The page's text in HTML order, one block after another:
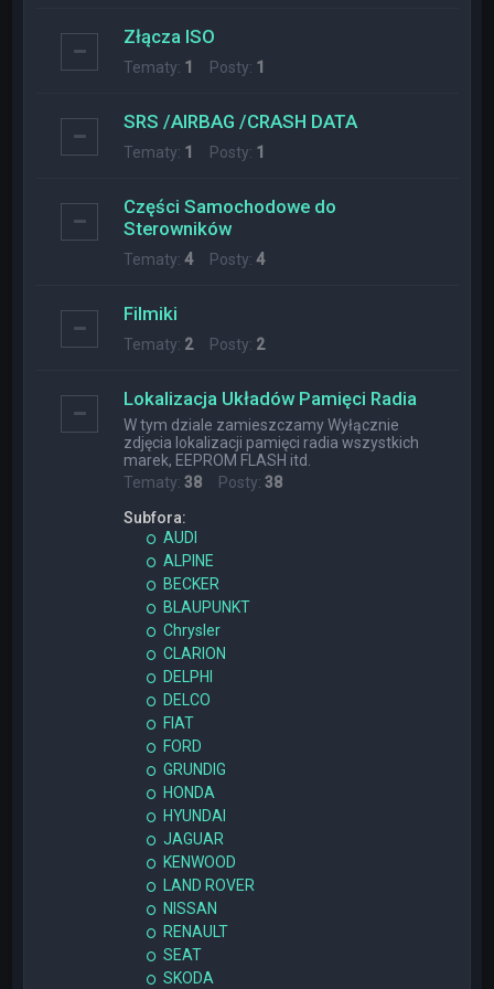
Złącza ISO
Tematy: 1 Posty: 1
SRS /AIRBAG /CRASH DATA
Tematy: 1 Posty: 1
Części Samochodowe do
Sterowników
Tematy:4Posty:4
Filmiki
Tematy: 2Posty: 2
Lokalizacja Układów Pamięci Radia
W tym dziale zamieszczamy Wyłącznie
zdjęcia lokalizacji pamięci radia wszystkich
marek, EEPROM FLASH itd.
Tematy:38 Posty:38
Subfora:
AUDI
ALPINE
BECKER
BLAUPUNKT
Chrysler
CLARION
DELPHI
DELCO
FIAT
FORD
GRUNDIG
HONDA
HYUNDAI
JAGUAR
KENWOOD
LAND ROVER
NISSAN
RENAULT
SEAT
SKODA